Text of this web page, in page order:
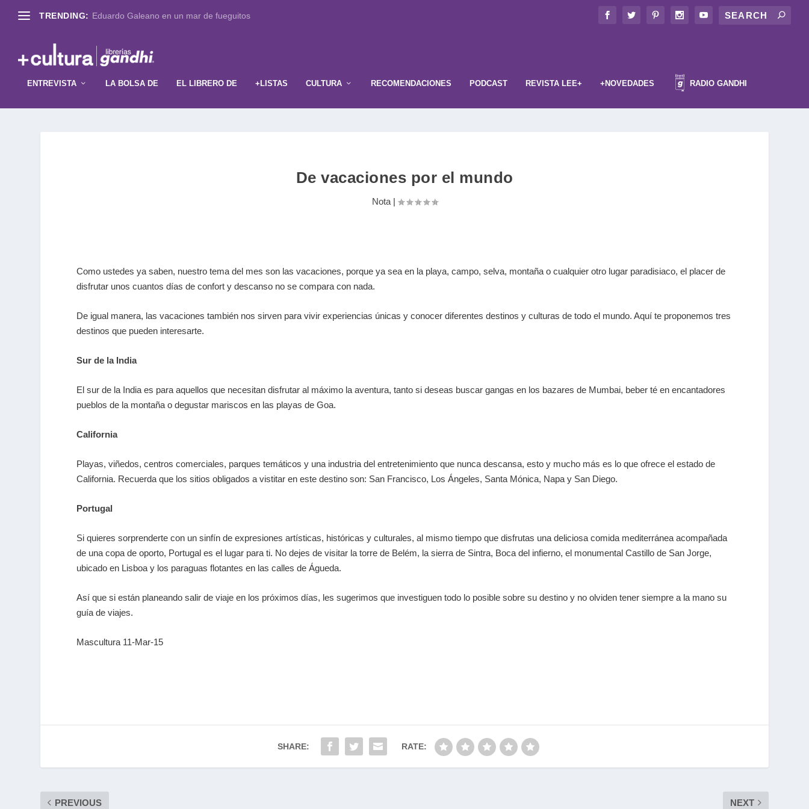
TRENDING: Eduardo Galeano en un mar de fueguitos
ENTREVISTA LA BOLSA DE EL LIBRERO DE +LISTAS CULTURA RECOMENDACIONES PODCAST REVISTA LEE+ +NOVEDADES RADIO GANDHI
De vacaciones por el mundo
Nota|
Como ustedes ya saben, nuestro tema del mes son las vacaciones, porque ya sea en la playa, campo, selva, montaña o cualquier otro lugar paradisiaco, el placer de
disfrutar unos cuantos días de confort y descanso no se compara con nada.
De igual manera, las vacaciones también nos sirven para vivir experiencias únicas y conocer diferentes destinos y culturas de todo el mundo. Aquí te proponemos tres
destinos que pueden interesarte.
Sur de la India
El sur de la India es para aquellos que necesitan disfrutar al máximo la aventura, tanto si deseas buscar gangas en los bazares de Mumbai, beber té en encantadores
pueblos de la montaña o degustar mariscos en las playas de Goa.
California
Playas, viñedos, centros comerciales, parques temáticos y una industria del entretenimiento que nunca descansa, esto y mucho más es lo que ofrece el estado de
California. Recuerda que los sitios obligados a vistitar en este destino son: San Francisco, Los Ángeles, Santa Mónica, Napa y San Diego.
Portugal
Si quieres sorprenderte con un sinfín de expresiones artísticas, históricas y culturales, al mismo tiempo que disfrutas una deliciosa comida mediterránea acompañada
de una copa de oporto, Portugal es el lugar para ti. No dejes de visitar la torre de Belém, la sierra de Sintra, Boca del infierno, el monumental Castillo de San Jorge,
ubicado en Lisboa y los paraguas flotantes en las calles de Águeda.
Así que si están planeando salir de viaje en los próximos días, les sugerimos que investiguen todo lo posible sobre su destino y no olviden tener siempre a la mano su
guía de viajes.
Mascultura 11-Mar-15
SHARE: RATE:
PREVIOUS NEXT